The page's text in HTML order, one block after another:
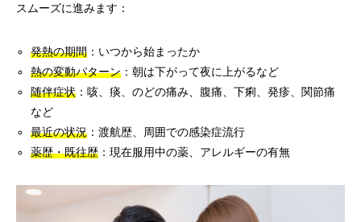
スムーズに進みます：
発熱の期間 ：いつから始まったか
熱の変動パターン ：朝は下がって夜に上がるなど
随伴症状 ：咳、痰、のどの痛み、腹痛、下痢、発疹、関節痛
など
最近の状況 ：渡航歴、周囲での感染症流行
薬歴・既往歴 ：現在服用中の薬、アレルギーの有無